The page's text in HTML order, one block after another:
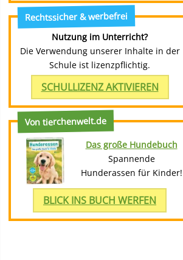
Rechtssicher & werbefrei
Nutzung im Unterricht?
Die Verwendung unserer Inhalte in der
Schule ist lizenzpflichtig.
SCHULLIZENZ AKTIVIEREN
Von tierchenwelt.de
Das große Hundebuch
Spannende
Hunderassen für Kinder!
BLICK INS BUCH WERFEN